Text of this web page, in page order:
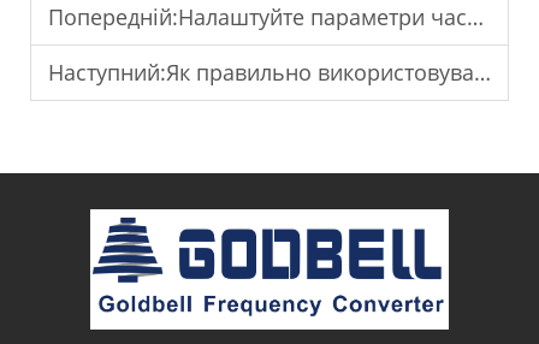
Попередній:Налаштуйте параметри частотного приводу відповідно до змін навантаження.
Наступний:Як правильно використовувати перетворювач однофазного струму в трифазний?